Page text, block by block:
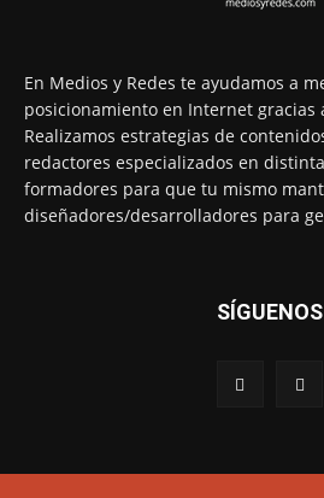
En Medios y Redes te ayudamos a
posicionamiento en Internet gracias
Realizamos estrategias de
redactores especializados en
formadores para que tu mismo
diseñadores/desarrolladores para
SÍGUENOS